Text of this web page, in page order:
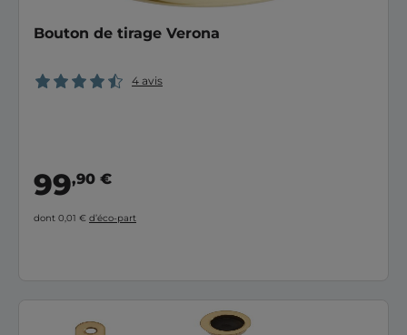
Bouton de tirage Verona
4 avis
99,90 €
dont 0,01 € d’éco-part